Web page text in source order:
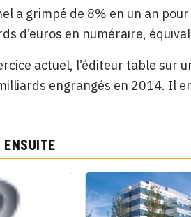
a grimpé de 8% en un an
d’euros en numéraire,
actuel, l’éditeur table
engrangés en 2014. Il
ENSUITE